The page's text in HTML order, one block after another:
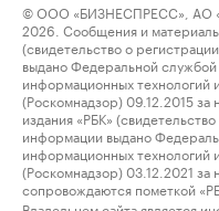
© ООО «БИЗНЕСПРЕСС», АО
2026. Сообщения и
(свидетельство о
выдано Федеральной
информационных технологий
(Роскомнадзор) 09.12.2015
издания «РБК»
информации выдано
информационных технологий
(Роскомнадзор) 03.12.2021
сопровождаются пометкой